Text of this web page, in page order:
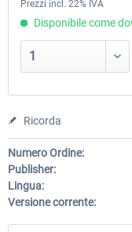
Prezzi incl. 22% IVA
Disponibile come
Ricorda
Numero Ordine:
Publisher:
Lingua:
Versione corrente: